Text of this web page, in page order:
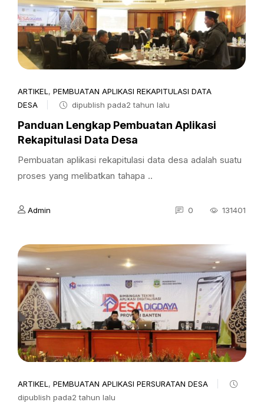
ARTIKEL , PEMBUATAN APLIKASI REKAPITULASI DATA
DESA
dipublish pada2 tahun lalu
Panduan Lengkap Pembuatan Aplikasi
Rekapitulasi Data Desa
Pembuatan aplikasi rekapitulasi data desa adalah suatu
proses yang melibatkan tahapa ..
Admin 0 131401
ARTIKEL , PEMBUATAN APLIKASI PERSURATAN DESA
dipublish pada2 tahun lalu